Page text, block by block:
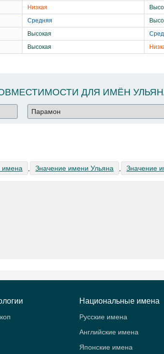
Низкая
Средняя
Высокая
Высокая
ДЛЯ ИМЁН
имена Значение имени Ульяна Значение
Национальные имена
Русские имена
Английские имена
Японские имена